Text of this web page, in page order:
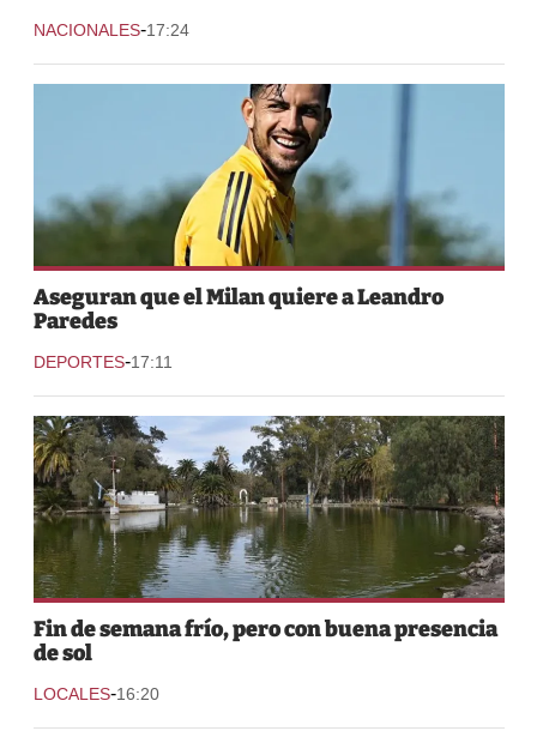
NACIONALES-17:24
Aseguran que el Milan quiere a Leandro
Paredes
DEPORTES-17:11
Fin de semana frío, pero con buena presencia
de sol
LOCALES-16:20